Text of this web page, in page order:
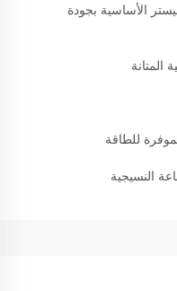
الأساسية بجودة
المتانة
للطاقة
النسيجية